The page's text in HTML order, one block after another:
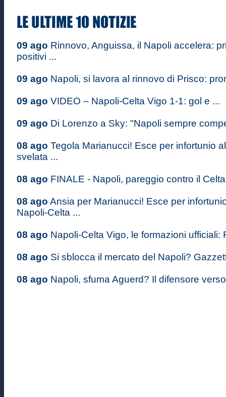
09 ago Rinnovo, Anguissa, il Napoli accelera:
positivi ...
09 ago Napoli, si lavora al rinnovo di Prisco:
09 ago VIDEO – Napoli-Celta Vigo 1-1: gol e ...
09 ago Di Lorenzo a Sky: "Napoli sempre
08 ago Tegola Marianucci! Esce per infortunio
svelata ...
08 ago FINALE - Napoli, pareggio contro il
08 ago Ansia per Marianucci! Esce per
Napoli-Celta ...
08 ago Napoli-Celta Vigo, le formazioni ufficiali:
08 ago Si sblocca il mercato del Napoli?
08 ago Napoli, sfuma Aguerd? Il difensore